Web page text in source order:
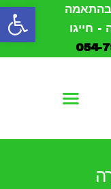
בהתאמה
- חייגו
054-
פתח סרגל נגישות